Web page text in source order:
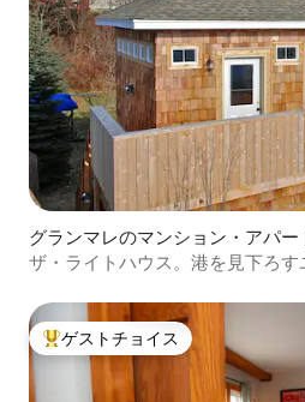
グランマレのマンション・アパー
ザ・ライトハウス。港を見下ろ
大好評のゲストチョイスです。
ゲストチョイス